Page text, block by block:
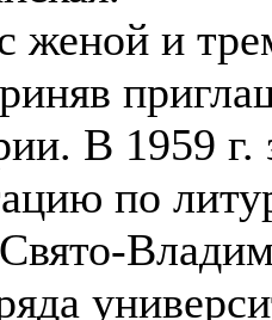
женой и
В 1959
по